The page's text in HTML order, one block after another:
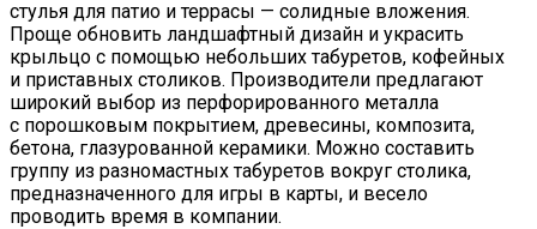
стулья для патио и террасы — солидные вложения.
Проще обновить ландшафтный дизайн и украсить
крыльцо с помощью небольших табуретов, кофейных
и приставных столиков. Производители предлагают
широкий выбор из перфорированного металла
с порошковым покрытием, древесины, композита,
бетона, глазурованной керамики. Можно составить
группу из разномастных табуретов вокруг столика,
предназначенного для игры в карты, и весело
проводить время в компании.